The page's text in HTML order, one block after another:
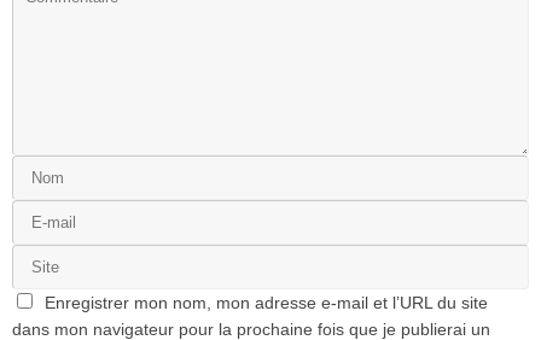
Enregistrer mon nom, mon adresse e-mail et l’URL du site
dans mon navigateur pour la prochaine fois que je publierai un